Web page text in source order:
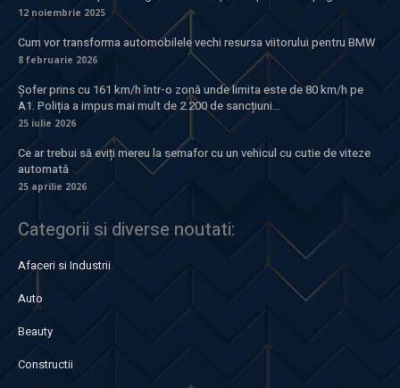
12 noiembrie 2025
Cum vor transforma automobilele vechi resursa viitorului pentru BMW
8 februarie 2026
Șofer prins cu 161 km/h într-o zonă unde limita este de 80 km/h pe
A1. Poliția a impus mai mult de 2.200 de sancțiuni...
25 iulie 2026
Ce ar trebui să eviți mereu la semafor cu un vehicul cu cutie de viteze
automată
25 aprilie 2026
Categorii si diverse noutati:
Afaceri si Industrii
Auto
Beauty
Constructii